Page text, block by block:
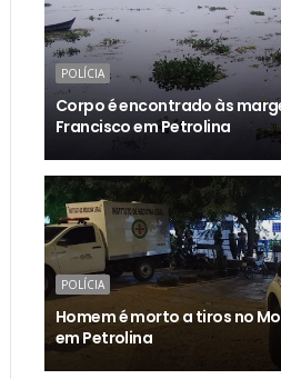
POLÍCIA
Corpo é encontrado às
Francisco em Petrolina
POLÍCIA
Homem é morto a tiros no
em Petrolina